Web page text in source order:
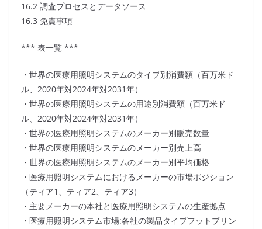
16.2 調査プロセスとデータソース
16.3 免責事項
*** 表一覧 ***
・世界の医療用照明システムのタイプ別消費額（百万米ド
ル、2020年対2024年対2031年）
・世界の医療用照明システムの用途別消費額（百万米ド
ル、2020年対2024年対2031年）
・世界の医療用照明システムのメーカー別販売数量
・世界の医療用照明システムのメーカー別売上高
・世界の医療用照明システムのメーカー別平均価格
・医療用照明システムにおけるメーカーの市場ポジション
（ティア1、ティア2、ティア3）
・主要メーカーの本社と医療用照明システムの生産拠点
・医療用照明システム市場:各社の製品タイプフットプリン